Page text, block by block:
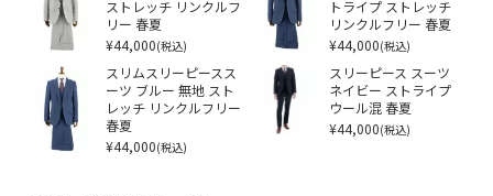
ストレッチ リンクルフ
リー 春夏
¥44,000(税込)
トライプ ストレッチ
リンクルフリー 春夏
¥44,000(税込)
スリムスリーピースス
ーツ ブルー 無地 スト
レッチ リンクルフリー
春夏
¥44,000(税込)
スリーピース スーツ
ネイビー ストライプ
ウール混 春夏
¥44,000(税込)